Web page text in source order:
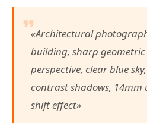
«Architectural
building, sharp geometric
perspective, clear blue
contrast shadows, 14mm
shift effect»